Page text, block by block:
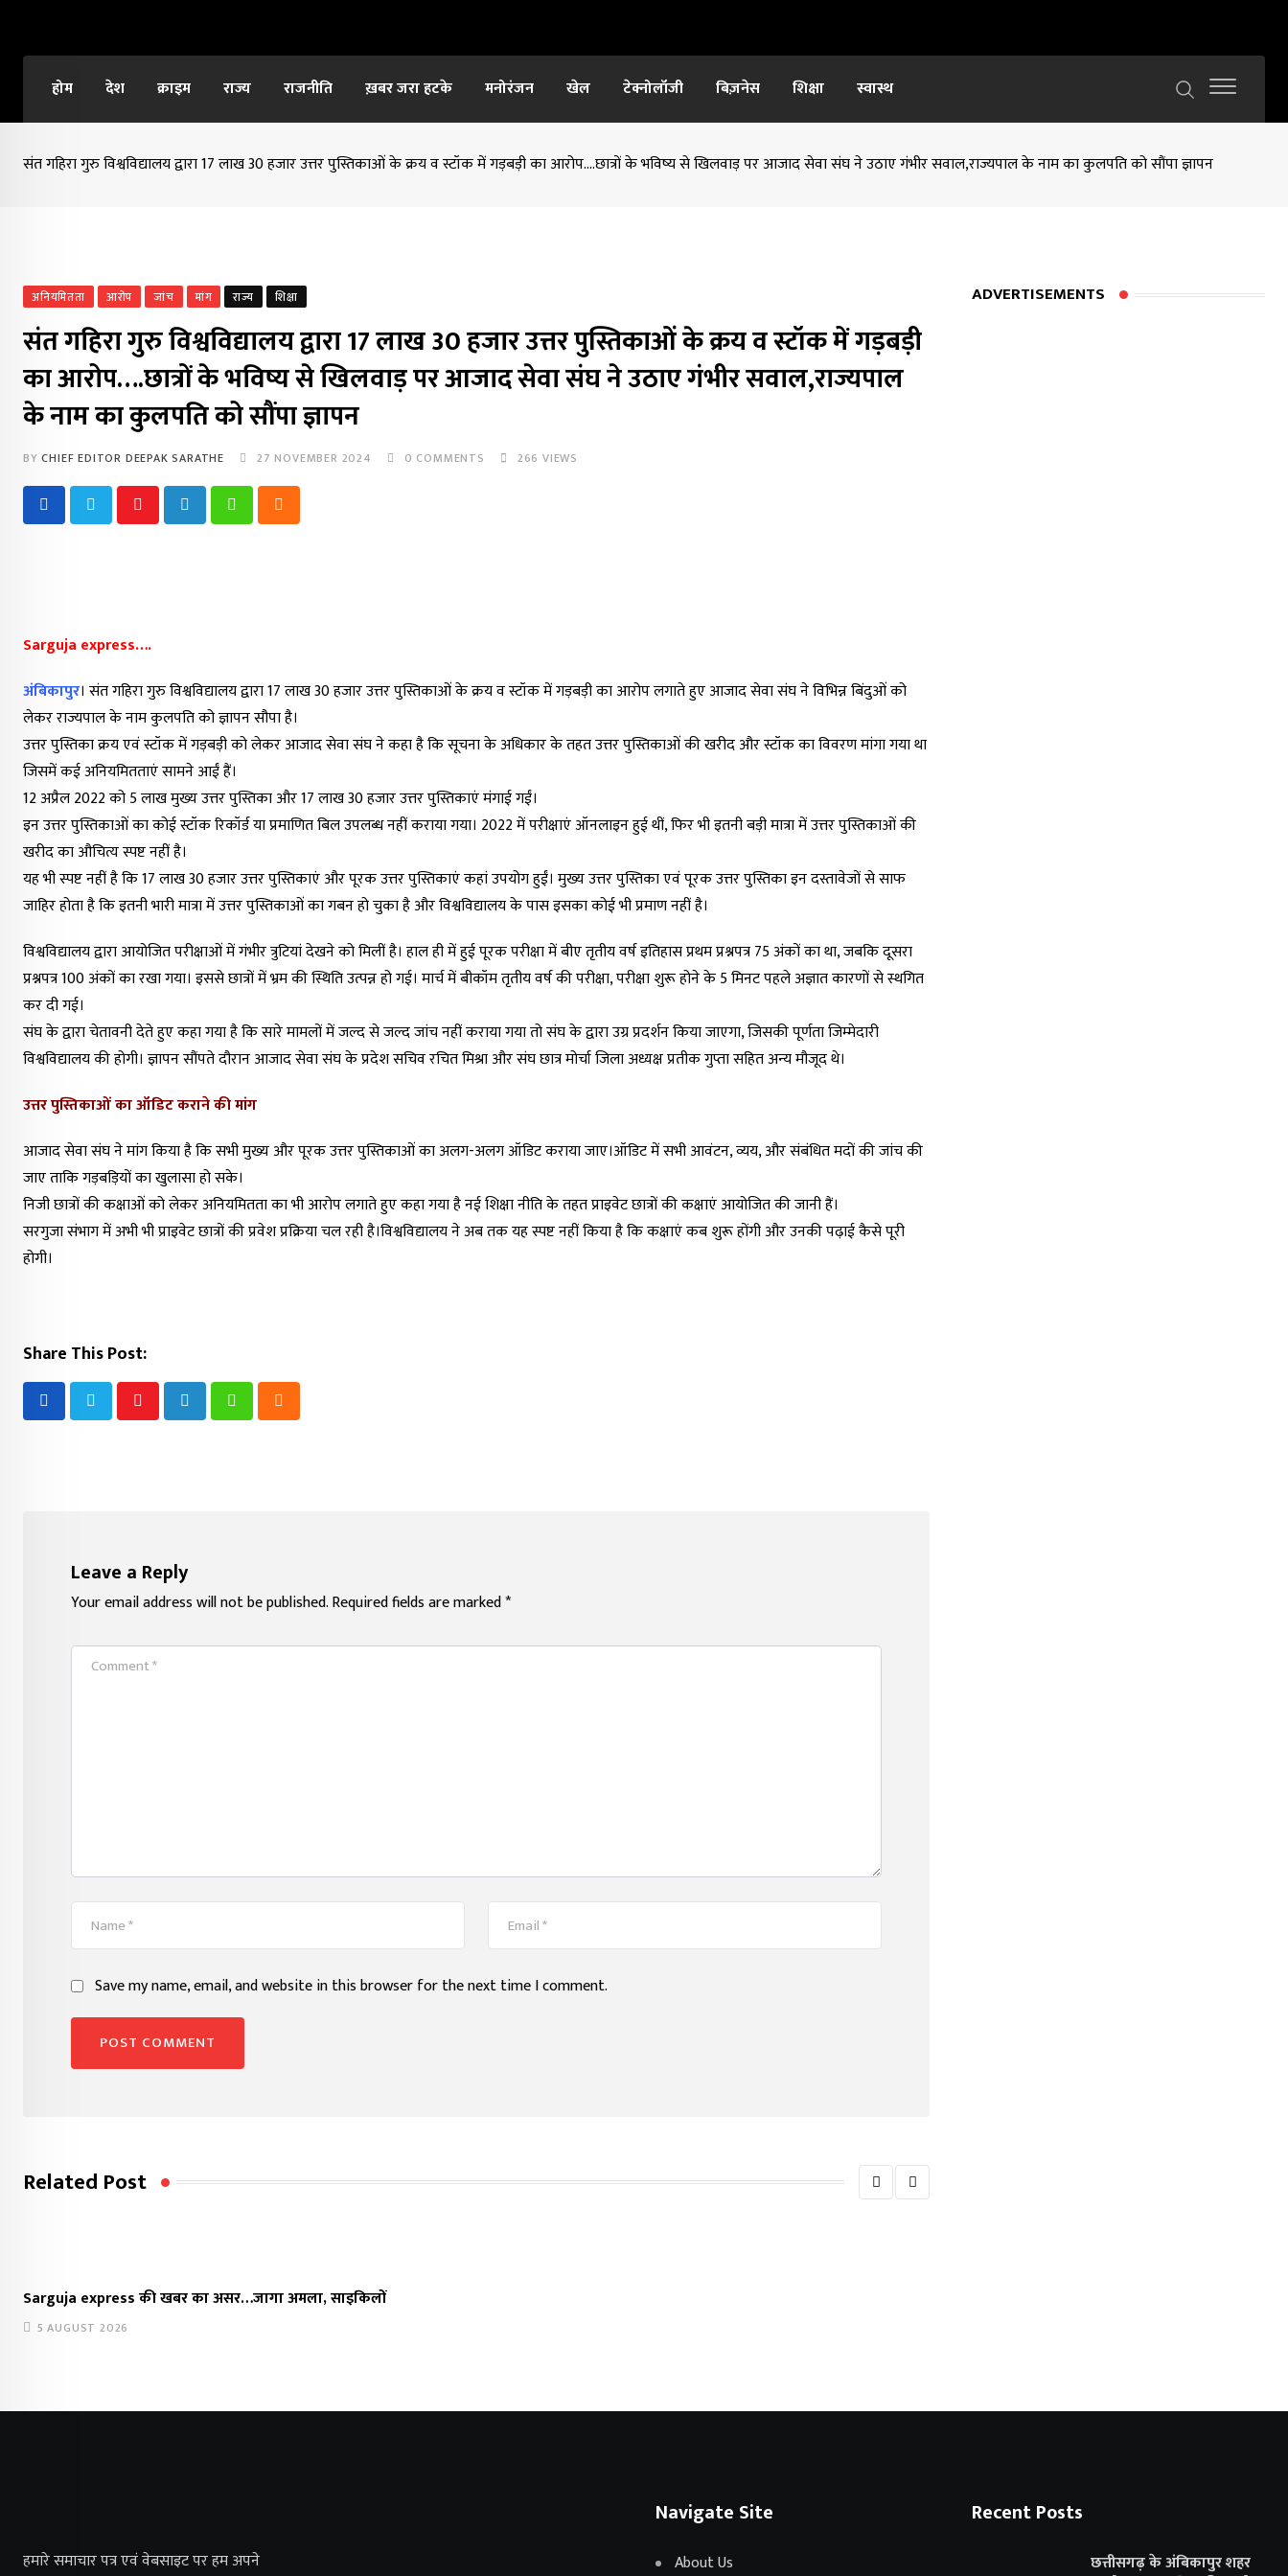
content
होम
देश क्राइम राज्य राजनीति ख़बर जरा हटके मनोरंजन खेल टेक्नोलॉजी बिज़नेस शिक्षा स्वास्थ
संत गहिरा गुरु विश्वविद्यालय द्वारा 17 लाख 30 हजार उत्तर पुस्तिकाओं के क्रय व स्टॉक में गड़बड़ी का आरोप….छात्रों के भविष्य से खिलवाड़ पर आजाद सेवा संघ ने उठाए गंभीर सवाल,राज्यपाल के नाम का कुलपति को सौंपा ज्ञापन
अनियमितता आरोप जांच मांग राज्य शिक्षा
संत गहिरा गुरु विश्वविद्यालय द्वारा 17 लाख 30 हजार उत्तर पुस्तिकाओं के क्रय व स्टॉक में गड़बड़ी
का आरोप….छात्रों के भविष्य से खिलवाड़ पर आजाद सेवा संघ ने उठाए गंभीर सवाल,राज्यपाल
के नाम का कुलपति को सौंपा ज्ञापन
BYCHIEF EDITOR DEEPAK SARATHE 27 NOVEMBER 2024 0 COMMENTS 266 VIEWS
YoutubeLinkedInWhatsappCloud
Sarguja express….
अंबिकापुर। संत गहिरा गुरु विश्वविद्यालय द्वारा 17 लाख 30 हजार उत्तर पुस्तिकाओं के क्रय व स्टॉक में गड़बड़ी का आरोप लगाते हुए आजाद सेवा संघ ने विभिन्न बिंदुओं को
लेकर राज्यपाल के नाम कुलपति को ज्ञापन सौपा है।
उत्तर पुस्तिका क्रय एवं स्टॉक में गड़बड़ी को लेकर आजाद सेवा संघ ने कहा है कि सूचना के अधिकार के तहत उत्तर पुस्तिकाओं की खरीद और स्टॉक का विवरण मांगा गया था
जिसमें कई अनियमितताएं सामने आईं हैं।
12 अप्रैल 2022 को 5 लाख मुख्य उत्तर पुस्तिका और 17 लाख 30 हजार उत्तर पुस्तिकाएं मंगाई गईं।
इन उत्तर पुस्तिकाओं का कोई स्टॉक रिकॉर्ड या प्रमाणित बिल उपलब्ध नहीं कराया गया। 2022 में परीक्षाएं ऑनलाइन हुई थीं, फिर भी इतनी बड़ी मात्रा में उत्तर पुस्तिकाओं की
खरीद का औचित्य स्पष्ट नहीं है।
यह भी स्पष्ट नहीं है कि 17 लाख 30 हजार उत्तर पुस्तिकाएं और पूरक उत्तर पुस्तिकाएं कहां उपयोग हुईं। मुख्य उत्तर पुस्तिका एवं पूरक उत्तर पुस्तिका इन दस्तावेजों से साफ
जाहिर होता है कि इतनी भारी मात्रा में उत्तर पुस्तिकाओं का गबन हो चुका है और विश्वविद्यालय के पास इसका कोई भी प्रमाण नहीं है।
विश्वविद्यालय द्वारा आयोजित परीक्षाओं में गंभीर त्रुटियां देखने को मिलीं है। हाल ही में हुई पूरक परीक्षा में बीए तृतीय वर्ष इतिहास प्रथम प्रश्नपत्र 75 अंकों का था, जबकि दूसरा
प्रश्नपत्र 100 अंकों का रखा गया। इससे छात्रों में भ्रम की स्थिति उत्पन्न हो गई। मार्च में बीकॉम तृतीय वर्ष की परीक्षा, परीक्षा शुरू होने के 5 मिनट पहले अज्ञात कारणों से स्थगित
कर दी गई।
संघ के द्वारा चेतावनी देते हुए कहा गया है कि सारे मामलों में जल्द से जल्द जांच नहीं कराया गया तो संघ के द्वारा उग्र प्रदर्शन किया जाएगा, जिसकी पूर्णता जिम्मेदारी
विश्वविद्यालय की होगी। ज्ञापन सौंपते दौरान आजाद सेवा संघ के प्रदेश सचिव रचित मिश्रा और संघ छात्र मोर्चा जिला अध्यक्ष प्रतीक गुप्ता सहित अन्य मौजूद थे।
उत्तर पुस्तिकाओं का ऑडिट कराने की मांग
आजाद सेवा संघ ने मांग किया है कि सभी मुख्य और पूरक उत्तर पुस्तिकाओं का अलग-अलग ऑडिट कराया जाए।ऑडिट में सभी आवंटन, व्यय, और संबंधित मदों की जांच की
जाए ताकि गड़बड़ियों का खुलासा हो सके।
निजी छात्रों की कक्षाओं को लेकर अनियमितता का भी आरोप लगाते हुए कहा गया है नई शिक्षा नीति के तहत प्राइवेट छात्रों की कक्षाएं आयोजित की जानी हैं।
सरगुजा संभाग में अभी भी प्राइवेट छात्रों की प्रवेश प्रक्रिया चल रही है।विश्वविद्यालय ने अब तक यह स्पष्ट नहीं किया है कि कक्षाएं कब शुरू होंगी और उनकी पढ़ाई कैसे पूरी
होगी।
Share This Post:
YoutubeLinkedInWhatsappCloud
Leave a Reply
Your email address will not be published.Required fields are marked*
Save my name, email, and website in this browser for the next time I comment.
Related Post
Sarguja express की खबर का असर…जागा अमला, साइकिलों
5 AUGUST 2026
ADVERTISEMENTS
हमारे समाचार पत्र एवं वेबसाइट पर हम अपने
Navigate Site
About Us
Recent Posts
छत्तीसगढ़ के अंबिकापुर शहर